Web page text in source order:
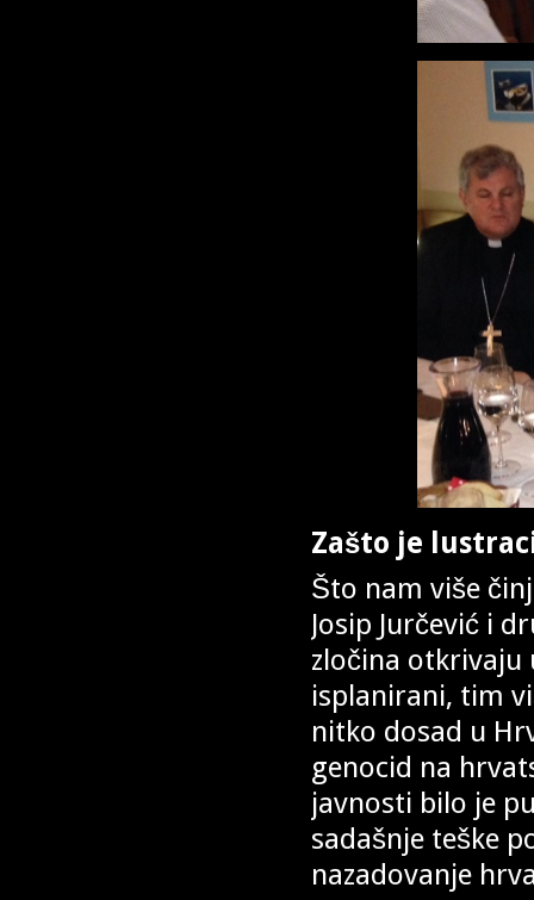
Zašto je
Što nam više
Josip Jurčević i
zločina otkrivaju
isplanirani, tim
nitko dosad u
genocid na
javnosti bilo je
sadašnje teške
nazadovanje